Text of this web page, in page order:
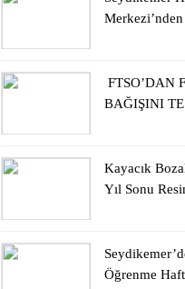
FTSO’DAN
BAĞIŞINI
Kayacık
Yıl Sonu
Öğrenme